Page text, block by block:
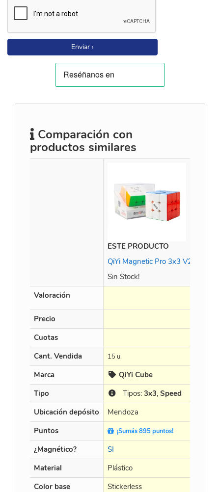
Enviar ›
Comparación con
productos similares
ESTE PRODUCTO
QiYi Magnetic Pro 3x3 V2
Sin Stock!
Valoración
Precio
Cuotas
Cant. Vendida
15 u.
Marca
QiYi Cube
Tipo
Tipos: 3x3, Speed
Ubicación depósito
Mendoza
Puntos
¡Sumás 895 puntos!
¿Magnético?
SI
Material
Plástico
Color base
Stickerless